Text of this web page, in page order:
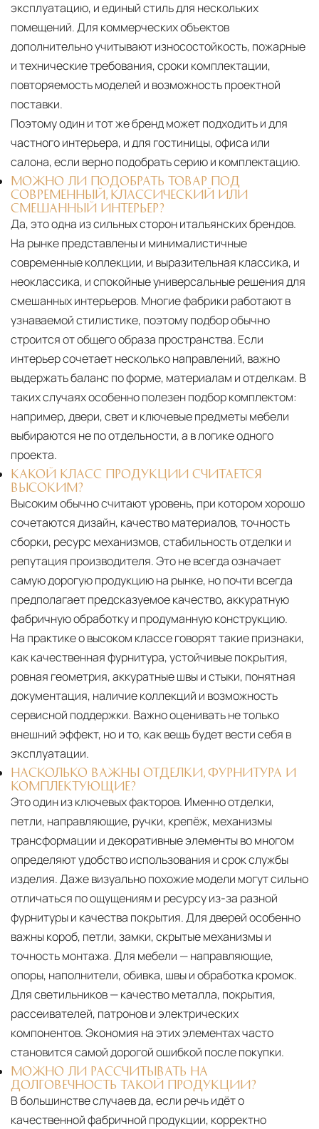
эксплуатацию, и единый стиль для нескольких
помещений. Для коммерческих объектов
дополнительно учитывают износостойкость, пожарные
и технические требования, сроки комплектации,
повторяемость моделей и возможность проектной
поставки.
Поэтому один и тот же бренд может подходить и для
частного интерьера, и для гостиницы, офиса или
салона, если верно подобрать серию и комплектацию.
МОЖНО ЛИ ПОДОБРАТЬ ТОВАР ПОД
СОВРЕМЕННЫЙ, КЛАССИЧЕСКИЙ ИЛИ
СМЕШАННЫЙ ИНТЕРЬЕР?
Да, это одна из сильных сторон итальянских брендов.
На рынке представлены и минималистичные
современные коллекции, и выразительная классика, и
неоклассика, и спокойные универсальные решения для
смешанных интерьеров. Многие фабрики работают в
узнаваемой стилистике, поэтому подбор обычно
строится от общего образа пространства. Если
интерьер сочетает несколько направлений, важно
выдержать баланс по форме, материалам и отделкам. В
таких случаях особенно полезен подбор комплектом:
например, двери, свет и ключевые предметы мебели
выбираются не по отдельности, а в логике одного
проекта.
КАКОЙ КЛАСС ПРОДУКЦИИ СЧИТАЕТСЯ
ВЫСОКИМ?
Высоким обычно считают уровень, при котором хорошо
сочетаются дизайн, качество материалов, точность
сборки, ресурс механизмов, стабильность отделки и
репутация производителя. Это не всегда означает
самую дорогую продукцию на рынке, но почти всегда
предполагает предсказуемое качество, аккуратную
фабричную обработку и продуманную конструкцию.
На практике о высоком классе говорят такие признаки,
как качественная фурнитура, устойчивые покрытия,
ровная геометрия, аккуратные швы и стыки, понятная
документация, наличие коллекций и возможность
сервисной поддержки. Важно оценивать не только
внешний эффект, но и то, как вещь будет вести себя в
эксплуатации.
НАСКОЛЬКО ВАЖНЫ ОТДЕЛКИ, ФУРНИТУРА И
КОМПЛЕКТУЮЩИЕ?
Это один из ключевых факторов. Именно отделки,
петли, направляющие, ручки, крепёж, механизмы
трансформации и декоративные элементы во многом
определяют удобство использования и срок службы
изделия. Даже визуально похожие модели могут сильно
отличаться по ощущениям и ресурсу из-за разной
фурнитуры и качества покрытия. Для дверей особенно
важны короб, петли, замки, скрытые механизмы и
точность монтажа. Для мебели — направляющие,
опоры, наполнители, обивка, швы и обработка кромок.
Для светильников — качество металла, покрытия,
рассеивателей, патронов и электрических
компонентов. Экономия на этих элементах часто
становится самой дорогой ошибкой после покупки.
МОЖНО ЛИ РАССЧИТЫВАТЬ НА
ДОЛГОВЕЧНОСТЬ ТАКОЙ ПРОДУКЦИИ?
В большинстве случаев да, если речь идёт о
качественной фабричной продукции, корректно